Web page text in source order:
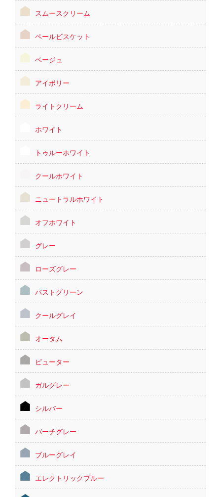
スムースクリーム
ペールビスケット
ベージュ
アイボリー
ライトクリーム
ホワイト
トゥルーホワイト
クールホワイト
ニュートラルホワイト
オフホワイト
グレー
ローズグレー
パストグリーン
クールグレイ
オータム
ピューター
ガルグレー
シルバー
バーチグレー
ブルーグレイ
エレクトリックブルー